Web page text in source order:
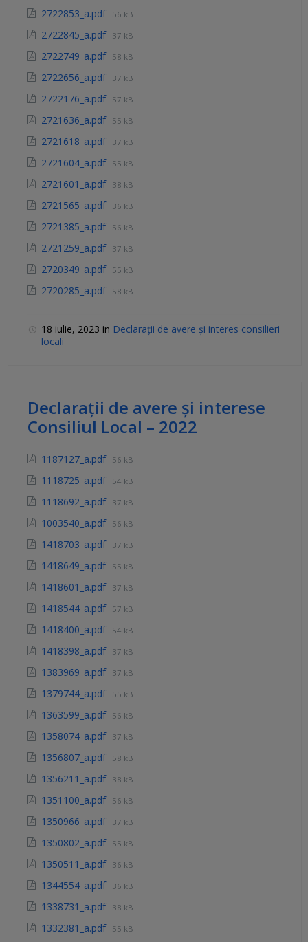
2722853_a.pdf 56 kB
2722845_a.pdf 37 kB
2722749_a.pdf 58 kB
2722656_a.pdf 37 kB
2722176_a.pdf 57 kB
2721636_a.pdf 55 kB
2721618_a.pdf 37 kB
2721604_a.pdf 55 kB
2721601_a.pdf 38 kB
2721565_a.pdf 36 kB
2721385_a.pdf 56 kB
2721259_a.pdf 37 kB
2720349_a.pdf 55 kB
2720285_a.pdf 58 kB
18 iulie, 2023 in Declarații de avere și interes consilieri
locali
Declarații de avere și interese
Consiliul Local – 2022
1187127_a.pdf 56 kB
1118725_a.pdf 54 kB
1118692_a.pdf 37 kB
1003540_a.pdf 56 kB
1418703_a.pdf 37 kB
1418649_a.pdf 55 kB
1418601_a.pdf 37 kB
1418544_a.pdf 57 kB
1418400_a.pdf 54 kB
1418398_a.pdf 37 kB
1383969_a.pdf 37 kB
1379744_a.pdf 55 kB
1363599_a.pdf 56 kB
1358074_a.pdf 37 kB
1356807_a.pdf 58 kB
1356211_a.pdf 38 kB
1351100_a.pdf 56 kB
1350966_a.pdf 37 kB
1350802_a.pdf 55 kB
1350511_a.pdf 36 kB
1344554_a.pdf 36 kB
1338731_a.pdf 38 kB
1332381_a.pdf 55 kB